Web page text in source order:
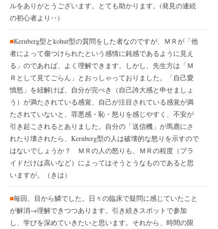
ルをありがとうございます。とても助かります。(発見の連続
の初心者より‥)
■Kernberg型とkohut型の質問をした者なのですが、ＭＲが「他
者によって傷つけられたという感情に鈍感であるように見え
る」のであれば、よく理解できます。しかし、先生方は「Ｍ
Ｒとして見てごらん」とおっしゃっておりました。「自己愛
憤怒」を紐解けば、自分が完ぺき（自己誇大感と申せましょ
う）が満たされている感覚、自己が注目されている感覚が満
たされていないと、罪悪感・恥・怒りを感じやすく、不安が
引き起こされるとありました。自分の「送信機」が馬鹿にさ
れたり壊されたら、Kernberg型の人は破壊的な怒りを示すので
はないでしょうか？ ＭＲの人の怒りも、ＭＲの程度（プラ
イドだけは高いなど）によってはそうとうなものであると思
いますが。（きは）
■毎回、目から鱗でした。日々の臨床で疑問に感じていたこと
が解消→理解できつつあります。引き続きスポットで参加
し、学びを深めていきたいと思います。それから、時間の限